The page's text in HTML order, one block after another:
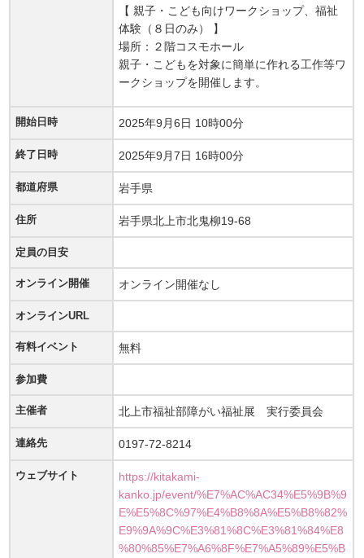
【 親子・こども向けワークショップ、福祉
体験（８日のみ） 】
場所：２階コスモホール
親子・こどもを対象に簡単に作れる工作等ワ
ークショップを開催します。
開始日時 2025年9月6日 10時00分
終了日時 2025年9月7日 16時00分
都道府県 岩手県
住所 岩手県北上市北鬼柳19-68
定員の目安
オンライン開催 オンライン開催なし
オンラインURL
有料イベント 無料
参加費
主催者 北上市福祉部障がい福祉展 実行委員会
連絡先 0197-72-8214
ウェブサイト
https://kitakami-
kanko.jp/event/%E7%AC%AC34%E5%9B%9
E%E5%8C%97%E4%B8%8A%E5%B8%82%
E9%9A%9C%E3%81%8C%E3%81%84%E8
%80%85%E7%A6%8F%E7%A5%89%E5%B